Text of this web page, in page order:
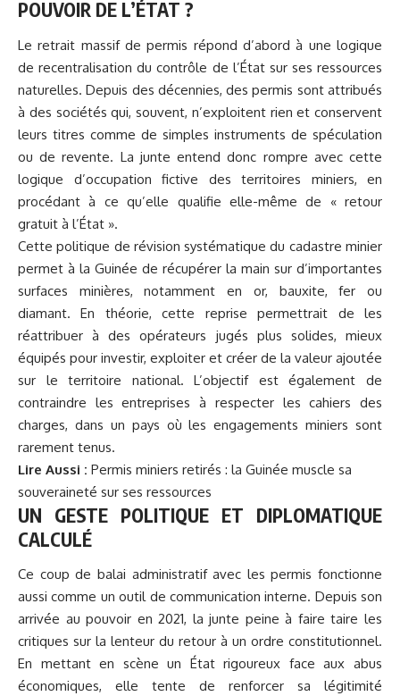
POUVOIR DE L’ÉTAT ?
Le retrait massif de permis répond d’abord à une logique
de recentralisation du contrôle de l’État sur ses ressources
naturelles. Depuis des décennies, des permis sont attribués
à des sociétés qui, souvent, n’exploitent rien et conservent
leurs titres comme de simples instruments de spéculation
ou de revente. La junte entend donc rompre avec cette
logique d’occupation fictive des territoires miniers, en
procédant à ce qu’elle qualifie elle-même de « retour
gratuit à l’État ».
Cette politique de révision systématique du cadastre minier
permet à la Guinée de récupérer la main sur d’importantes
surfaces minières, notamment en or, bauxite, fer ou
diamant. En théorie, cette reprise permettrait de les
réattribuer à des opérateurs jugés plus solides, mieux
équipés pour investir, exploiter et créer de la valeur ajoutée
sur le territoire national. L’objectif est également de
contraindre les entreprises à respecter les cahiers des
charges, dans un pays où les engagements miniers sont
rarement tenus.
Lire Aussi : Permis miniers retirés : la Guinée muscle sa
souveraineté sur ses ressources
UN GESTE POLITIQUE ET DIPLOMATIQUE
CALCULÉ
Ce coup de balai administratif avec les permis fonctionne
aussi comme un outil de communication interne. Depuis son
arrivée au pouvoir en 2021, la junte peine à faire taire les
critiques sur la lenteur du retour à un ordre constitutionnel.
En mettant en scène un État rigoureux face aux abus
économiques, elle tente de renforcer sa légitimité